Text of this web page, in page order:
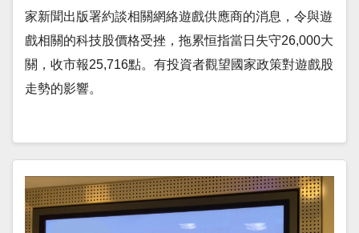
家新聞出版署約談相關網絡遊戲供應商的消息，令與遊
戲相關的科技股價格受挫，拖累恒指當日失守26,000大
關，收市報25,716點。有投資者觀望國家政策對遊戲股
走勢的影響。